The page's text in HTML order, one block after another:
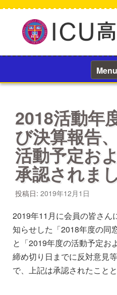
へ
ッ
Menu
2018活動年
び決算報告
活動予定お
承認されま
投稿日: 2019年12月1日
2019年11月に会員の皆さん
知らせした「2018年度の同
と「2019年度の活動予定お
締め切り日までに反対意見
で、上記は承認されたことと